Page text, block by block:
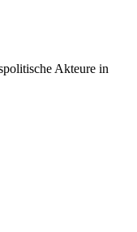
Akteure in